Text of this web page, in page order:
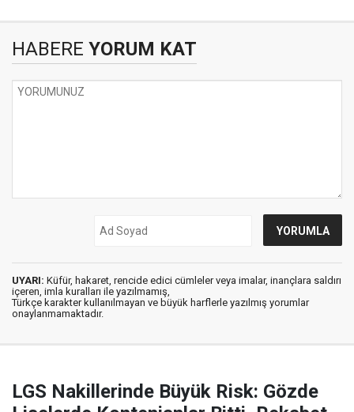
HABERE YORUM KAT
UYARI: Küfür, hakaret, rencide edici cümleler veya imalar, inançlara saldırı
içeren, imla kuralları ile yazılmamış,
Türkçe karakter kullanılmayan ve büyük harflerle yazılmış yorumlar
onaylanmamaktadır.
LGS Nakillerinde Büyük Risk: Gözde